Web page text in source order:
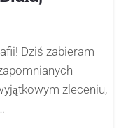
Dziś zabieram
zleceniu,